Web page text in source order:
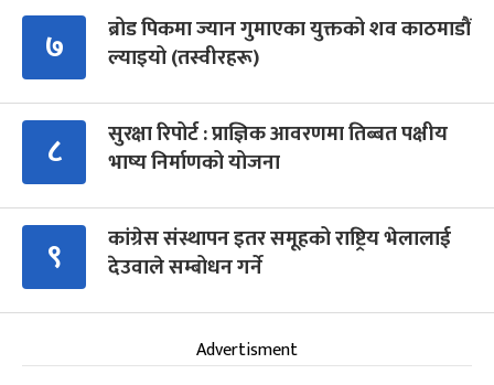
७
ब्रोड पिकमा ज्यान गुमाएका युक्तको शव काठमाडौं
ल्याइयो (तस्वीरहरू)
८
सुरक्षा रिपोर्ट : प्राज्ञिक आवरणमा तिब्बत पक्षीय
भाष्य निर्माणको योजना
९
कांग्रेस संस्थापन इतर समूहको राष्ट्रिय भेलालाई
देउवाले सम्बोधन गर्ने
Advertisment